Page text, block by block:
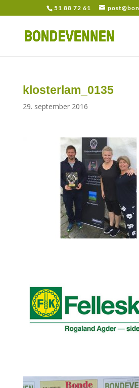
51 88 72 61
klosterlam_0135
29. september 2016